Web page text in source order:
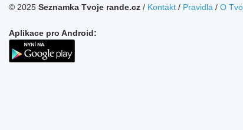
© 2025 Seznamka Tvoje rande.cz / Kontakt / Pravidla / O
Aplikace pro Android: